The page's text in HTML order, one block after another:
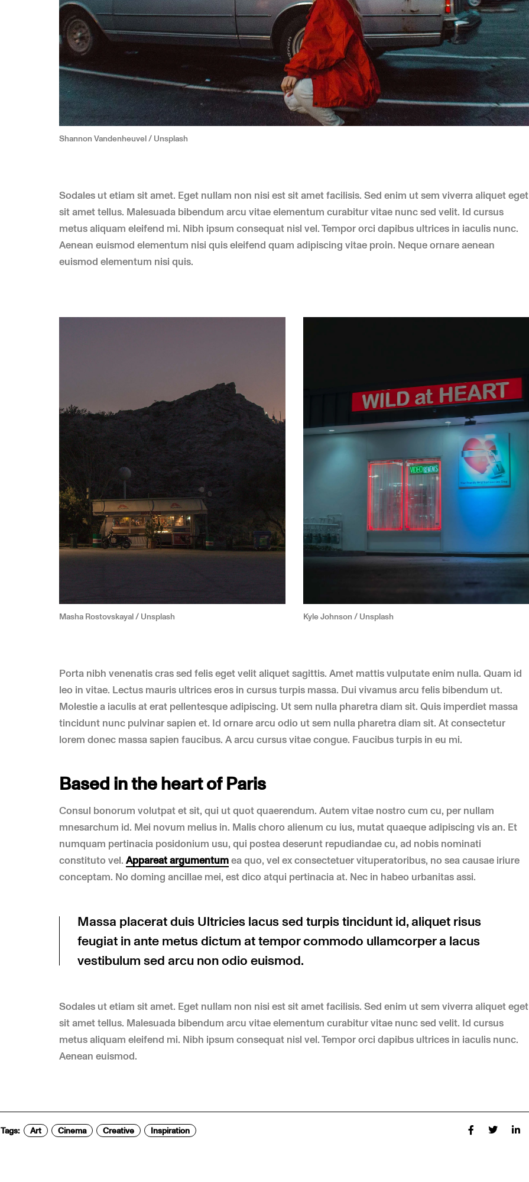
Shannon Vandenheuvel / Unsplash
Sodales ut etiam sit amet. Eget nullam non nisi est sit amet facilisis. Sed enim ut sem viverra aliquet eget
sit amet tellus. Malesuada bibendum arcu vitae elementum curabitur vitae nunc sed velit. Id cursus
metus aliquam eleifend mi. Nibh ipsum consequat nisl vel. Tempor orci dapibus ultrices in iaculis nunc.
Aenean euismod elementum nisi quis eleifend quam adipiscing vitae proin. Neque ornare aenean
euismod elementum nisi quis.
Masha Rostovskayal / Unsplash Kyle Johnson / Unsplash
Porta nibh venenatis cras sed felis eget velit aliquet sagittis. Amet mattis vulputate enim nulla. Quam id
leo in vitae. Lectus mauris ultrices eros in cursus turpis massa. Dui vivamus arcu felis bibendum ut.
Molestie a iaculis at erat pellentesque adipiscing. Ut sem nulla pharetra diam sit. Quis imperdiet massa
tincidunt nunc pulvinar sapien et. Id ornare arcu odio ut sem nulla pharetra diam sit. At consectetur
lorem donec massa sapien faucibus. A arcu cursus vitae congue. Faucibus turpis in eu mi.
Based in the heart of Paris
Consul bonorum volutpat et sit, qui ut quot quaerendum. Autem vitae nostro cum cu, per nullam
mnesarchum id. Mei novum melius in. Malis choro alienum cu ius, mutat quaeque adipiscing vis an. Et
numquam pertinacia posidonium usu, qui postea deserunt repudiandae cu, ad nobis nominati
constituto vel. Appareat argumentumea quo, vel ex consectetuer vituperatoribus, no sea causae iriure
conceptam. No doming ancillae mei, est dico atqui pertinacia at. Nec in habeo urbanitas assi.
Massa placerat duis Ultricies lacus sed turpis tincidunt id, aliquet risus
feugiat in ante metus dictum at tempor commodo ullamcorper a lacus
vestibulum sed arcu non odio euismod.
Sodales ut etiam sit amet. Eget nullam non nisi est sit amet facilisis. Sed enim ut sem viverra aliquet eget
sit amet tellus. Malesuada bibendum arcu vitae elementum curabitur vitae nunc sed velit. Id cursus
metus aliquam eleifend mi. Nibh ipsum consequat nisl vel. Tempor orci dapibus ultrices in iaculis nunc.
Aenean euismod.
Tags: Art Cinema Creative Inspiration